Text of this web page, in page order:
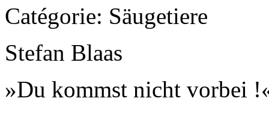
Catégorie: Säugetiere
Stefan Blaas
»Du kommst nicht vorbei